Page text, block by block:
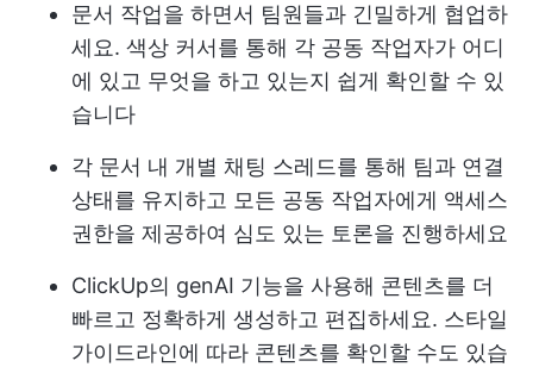
문서 작업을 하면서 팀원들과 긴밀하게 협업하
세요. 색상 커서를 통해 각 공동 작업자가 어디
에 있고 무엇을 하고 있는지 쉽게 확인할 수 있
습니다
각 문서 내 개별 채팅 스레드를 통해 팀과 연결
상태를 유지하고 모든 공동 작업자에게 액세스
권한을 제공하여 심도 있는 토론을 진행하세요
ClickUp의 genAI 기능을 사용해 콘텐츠를 더
빠르고 정확하게 생성하고 편집하세요. 스타일
가이드라인에 따라 콘텐츠를 확인할 수도 있습